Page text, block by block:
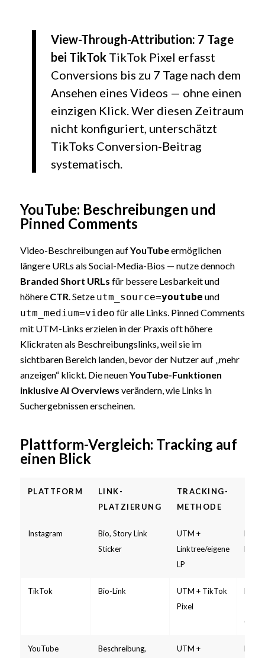
View-Through-Attribution: 7 Tage
bei TikTok TikTok Pixel erfasst
Conversions bis zu 7 Tage nach dem
Ansehen eines Videos — ohne einen
einzigen Klick. Wer diesen Zeitraum
nicht konfiguriert, unterschätzt
TikToks Conversion-Beitrag
systematisch.
YouTube: Beschreibungen und
Pinned Comments
Video-Beschreibungen aufYouTubeermöglichen
längere URLs als Social-Media-Bios — nutze dennoch
Branded Short URLs für bessere Lesbarkeit und
höhere CTR . Setze utm_source=youtube und
utm_medium=video für alle Links. Pinned Comments
mit UTM-Links erzielen in der Praxis oft höhere
Klickraten als Beschreibungslinks, weil sie im
sichtbaren Bereich landen, bevor der Nutzer auf „mehr
anzeigen“ klickt. Die neuenYouTube-Funktionen
inklusive AI Overviews verändern, wie Links in
Suchergebnissen erscheinen.
Plattform-Vergleich: Tracking auf
einen Blick
PLATTFORM
LINK-
PLATZIERUNG
TRACKING-
METHODE
Instagram
Bio, Story Link
Sticker
UTM +
Linktree/eigene
LP
Kein
Feed
TikTok Bio-Link
UTM + TikTok
Pixel
Pixel
YouTube
Beschreibung,
UTM +